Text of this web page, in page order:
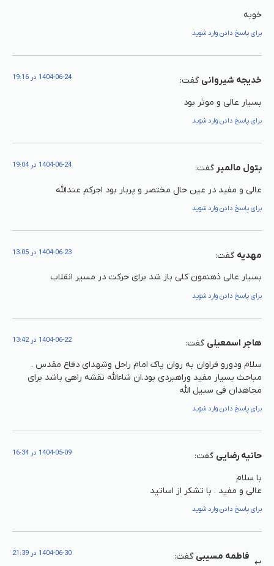
خوبه
برای پاسخ دادن وارد شوید
خدیجه شیروانی گفت: 1404-06-24 در 19:16
بسیار عالی و موثر بود
برای پاسخ دادن وارد شوید
بتول مالمیر گفت: 1404-06-24 در 19:04
عالی و مفید در عین حال مختصر و پربار بود اجرکم عندالله
برای پاسخ دادن وارد شوید
مهدیه گفت: 1404-06-23 در 13:05
بسیار عالی ذهنمون کلی باز شد برای حرکت در مسیر انقلاب
برای پاسخ دادن وارد شوید
هاجر اسمعیلی گفت: 1404-06-22 در 13:42
سلام ودورو فراوان به روان پاک امام راحل وشهدای دفاع مقدس .
مباحث بسیار مفید وراهبردی بود.ان شاءالله نقشه راهی باشد برای
مجاهدان فی سبیل الله
برای پاسخ دادن وارد شوید
حانیه رضایی گفت: 1404-05-09 در 16:34
با سلام
عالی و مفید . با تشکر از اساتید
برای پاسخ دادن وارد شوید
فاطمه مسیبی گفت: 1404-06-30 در 21:39